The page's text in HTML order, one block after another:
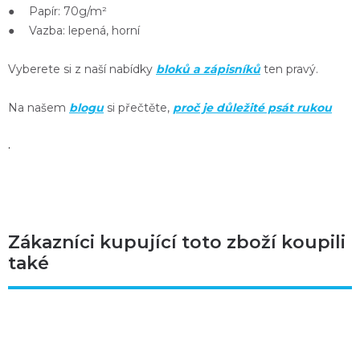
● Papír: 70g/m²
● Vazba: lepená, horní
Vyberete si z naší nabídky bloků a zápisníkůten pravý.
Na našem blogusi přečtěte, proč je důležité psát rukou
.
Zákazníci kupující toto zboží koupili
také